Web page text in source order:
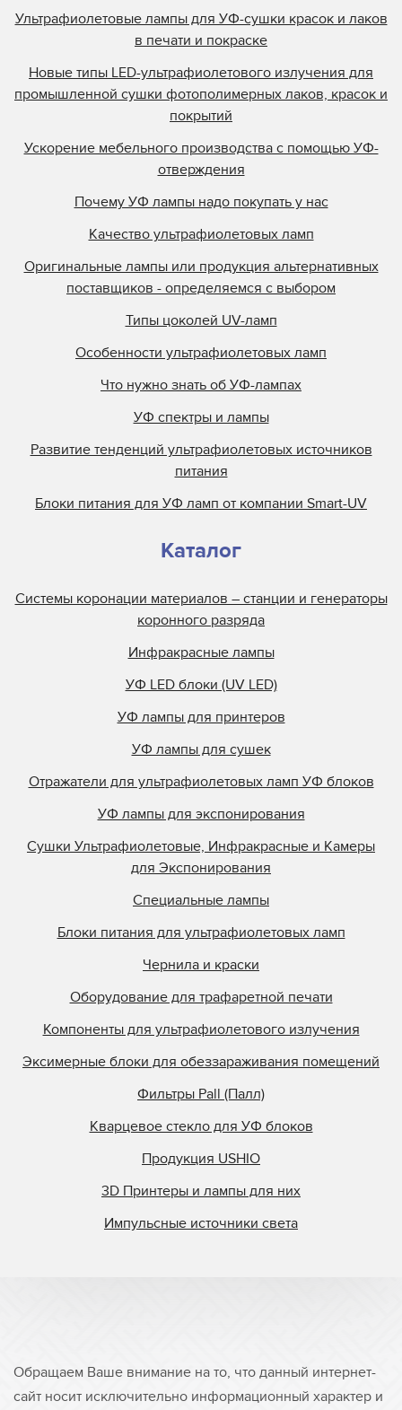
Ультрафиолетовые лампы для УФ-сушки красок и лаков
в печати и покраске
Новые типы LED-ультрафиолетового излучения для
промышленной сушки фотополимерных лаков, красок и
покрытий
Ускорение мебельного производства с помощью УФ-
отверждения
Почему УФ лампы надо покупать у нас
Качество ультрафиолетовых ламп
Оригинальные лампы или продукция альтернативных
поставщиков - определяемся с выбором
Типы цоколей UV-ламп
Особенности ультрафиолетовых ламп
Что нужно знать об УФ-лампах
УФ спектры и лампы
Развитие тенденций ультрафиолетовых источников
питания
Блоки питания для УФ ламп от компании Smart-UV
Каталог
Системы коронации материалов – станции и генераторы
коронного разряда
Инфракрасные лампы
УФ LED блоки (UV LED)
УФ лампы для принтеров
УФ лампы для сушек
Отражатели для ультрафиолетовых ламп УФ блоков
УФ лампы для экспонирования
Сушки Ультрафиолетовые, Инфракрасные и Камеры
для Экспонирования
Специальные лампы
Блоки питания для ультрафиолетовых ламп
Чернила и краски
Оборудование для трафаретной печати
Компоненты для ультрафиолетового излучения
Эксимерные блоки для обеззараживания помещений
Фильтры Pall (Палл)
Кварцевое стекло для УФ блоков
Продукция USHIO
3D Принтеры и лампы для них
Импульсные источники света
Обращаем Ваше внимание на то, что данный интернет-
сайт носит исключительно информационный характер и